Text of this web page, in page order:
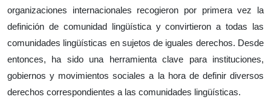
organizaciones internacionales recogieron por primera vez la
definición de comunidad lingüística y convirtieron a todas las
comunidades lingüísticas en sujetos de iguales derechos. Desde
entonces, ha sido una herramienta clave para instituciones,
gobiernos y movimientos sociales a la hora de definir diversos
derechos correspondientes a las comunidades lingüísticas.